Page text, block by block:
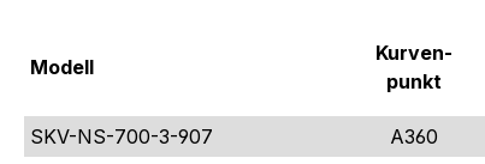
Modell
Kurven-
punkt
SKV-NS-700-3-907
A360